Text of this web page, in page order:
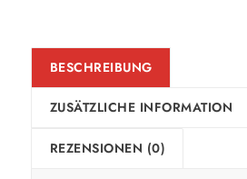
BESCHREIBUNG
ZUSÄTZLICHE INFORMATION
REZENSIONEN (0)